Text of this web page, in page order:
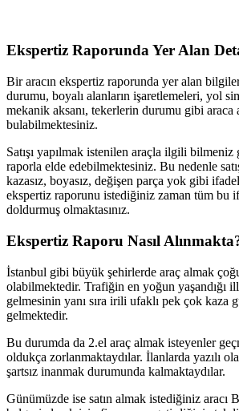
Ekspertiz Raporunda Yer Alan
Bir aracın ekspertiz raporunda yer alan
durumu, boyalı alanların işaretlemeleri, yol
mekanik aksanı, tekerlerin durumu gibi
bulabilmektesiniz.
Satışı yapılmak istenilen araçla ilgili bilmeniz
raporla elde edebilmektesiniz. Bu nedenle
kazasız, boyasız, değişen parça yok gibi
ekspertiz raporunu istediğiniz zaman tüm bu
doldurmuş olmaktasınız.
Ekspertiz Raporu Nasıl
İstanbul gibi büyük şehirlerde araç almak
olabilmektedir. Trafiğin en yoğun yaşandığı
gelmesinin yanı sıra irili ufaklı pek çok kaza
gelmektedir.
Bu durumda da 2.el araç almak isteyenler
oldukça zorlanmaktaydılar. İlanlarda yazılı
şartsız inanmak durumunda kalmaktaydılar.
Günümüzde ise satın almak istediğiniz aracı